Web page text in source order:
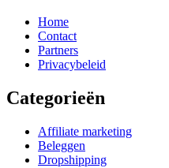
Home
Contact
Partners
Privacybeleid
Categorieën
Affiliate marketing
Beleggen
Dropshipping